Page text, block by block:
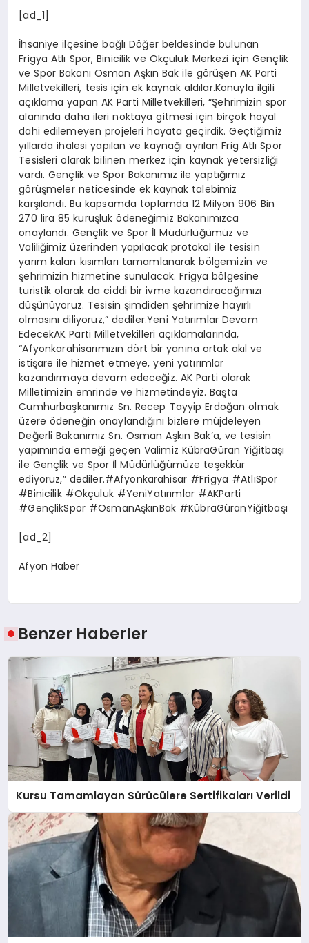
[ad_1]
İhsaniye ilçesine bağlı Döğer beldesinde bulunan
Frigya Atlı Spor, Binicilik ve Okçuluk Merkezi için Gençlik
ve Spor Bakanı Osman Aşkın Bak ile görüşen AK Parti
Milletvekilleri, tesis için ek kaynak aldılar.Konuyla ilgili
açıklama yapan AK Parti Milletvekilleri, “Şehrimizin spor
alanında daha ileri noktaya gitmesi için birçok hayal
dahi edilemeyen projeleri hayata geçirdik. Geçtiğimiz
yıllarda ihalesi yapılan ve kaynağı ayrılan Frig Atlı Spor
Tesisleri olarak bilinen merkez için kaynak yetersizliği
vardı. Gençlik ve Spor Bakanımız ile yaptığımız
görüşmeler neticesinde ek kaynak talebimiz
karşılandı. Bu kapsamda toplamda 12 Milyon 906 Bin
270 lira 85 kuruşluk ödeneğimiz Bakanımızca
onaylandı. Gençlik ve Spor İl Müdürlüğümüz ve
Valiliğimiz üzerinden yapılacak protokol ile tesisin
yarım kalan kısımları tamamlanarak bölgemizin ve
şehrimizin hizmetine sunulacak. Frigya bölgesine
turistik olarak da ciddi bir ivme kazandıracağımızı
düşünüyoruz. Tesisin şimdiden şehrimize hayırlı
olmasını diliyoruz,” dediler.Yeni Yatırımlar Devam
EdecekAK Parti Milletvekilleri açıklamalarında,
“Afyonkarahisarımızın dört bir yanına ortak akıl ve
istişare ile hizmet etmeye, yeni yatırımlar
kazandırmaya devam edeceğiz. AK Parti olarak
Milletimizin emrinde ve hizmetindeyiz. Başta
Cumhurbaşkanımız Sn. Recep Tayyip Erdoğan olmak
üzere ödeneğin onaylandığını bizlere müjdeleyen
Değerli Bakanımız Sn. Osman Aşkın Bak’a, ve tesisin
yapımında emeği geçen Valimiz KübraGüran Yiğitbaşı
ile Gençlik ve Spor İl Müdürlüğümüze teşekkür
ediyoruz,” dediler.#Afyonkarahisar #Frigya #AtlıSpor
#Binicilik #Okçuluk #YeniYatırımlar #AKParti
#GençlikSpor #OsmanAşkınBak #KübraGüranYiğitbaşı
[ad_2]
Afyon Haber
Benzer Haberler
Kursu Tamamlayan Sürücülere Sertifikaları Verildi